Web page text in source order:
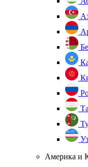
Америка и